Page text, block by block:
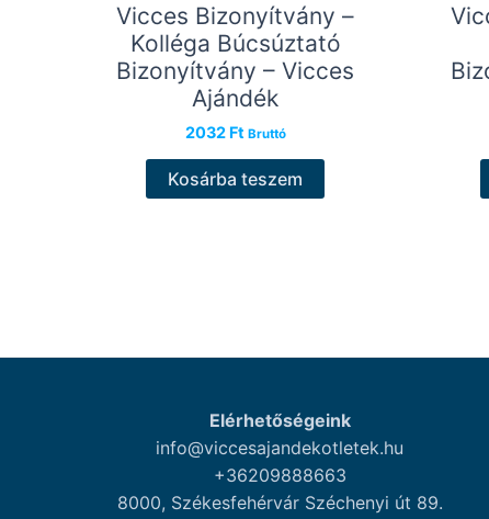
Vicces Bizonyítvány –
Kolléga Búcsúztató
Bizonyítvány – Vicces
Ajándék
2032 Ft Bruttó
Kosárba teszem
Elérhetőségeink
info@viccesajandekotletek.hu
+36209888663
8000, Székesfehérvár Széchenyi út 89.